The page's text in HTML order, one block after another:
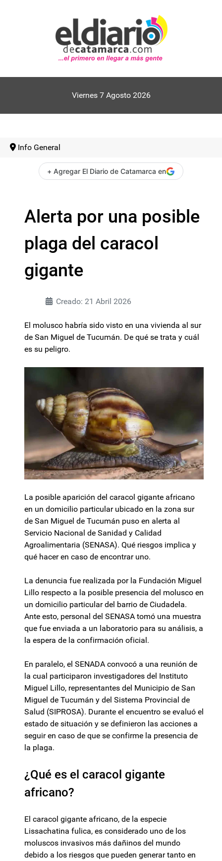
Viernes 7 Agosto 2026
Info General
+ Agregar El Diario de Catamarca en
Alerta por una posible
plaga del caracol
gigante
Creado: 21 Abril 2026
El molusco habría sido visto en una vivienda al sur
de San Miguel de Tucumán. De qué se trata y cuál
es su peligro.
La posible aparición del caracol gigante africano
en un domicilio particular ubicado en la zona sur
de San Miguel de Tucumán puso en alerta al
Servicio Nacional de Sanidad y Calidad
Agroalimentaria (SENASA). Qué riesgos implica y
qué hacer en caso de encontrar uno.
La denuncia fue realizada por la Fundación Miguel
Lillo respecto a la posible presencia del molusco en
un domicilio particular del barrio de Ciudadela.
Ante esto, personal del SENASA tomó una muestra
que fue enviada a un laboratorio para su análisis, a
la espera de la confirmación oficial.
En paralelo, el SENADA convocó a una reunión de
la cual participaron investigadores del Instituto
Miguel Lillo, representantes del Municipio de San
Miguel de Tucumán y del Sistema Provincial de
Salud (SIPROSA). Durante el encuentro se evaluó el
estado de situación y se definieron las acciones a
seguir en caso de que se confirme la presencia de
la plaga.
¿Qué es el caracol gigante
africano?
El caracol gigante africano, de la especie
Lissachatina fulica, es considerado uno de los
moluscos invasivos más dañinos del mundo
debido a los riesgos que pueden generar tanto en